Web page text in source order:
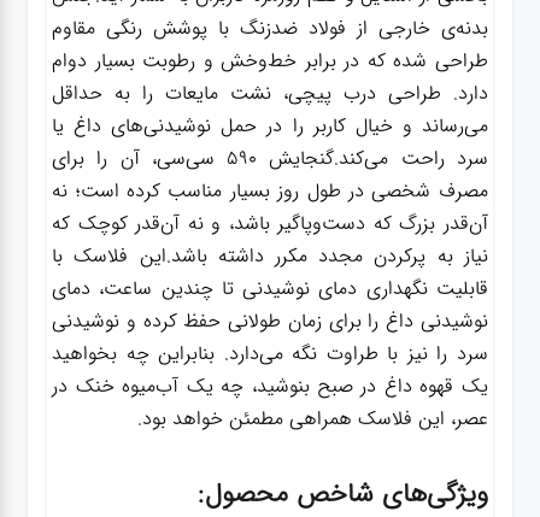
بدنه‌ی خارجی از فولاد ضدزنگ با پوشش رنگی مقاوم
طراحی شده که در برابر خط‌وخش و رطوبت بسیار دوام
دارد. طراحی درب پیچی، نشت مایعات را به حداقل
می‌رساند و خیال کاربر را در حمل نوشیدنی‌های داغ یا
سرد راحت می‌کند.گنجایش ۵۹۰ سی‌سی، آن را برای
مصرف شخصی در طول روز بسیار مناسب کرده است؛ نه
آن‌قدر بزرگ که دست‌وپاگیر باشد، و نه آن‌قدر کوچک که
نیاز به پرکردن مجدد مکرر داشته باشد.این فلاسک با
قابلیت نگهداری دمای نوشیدنی تا چندین ساعت، دمای
نوشیدنی داغ را برای زمان طولانی حفظ کرده و نوشیدنی
سرد را نیز با طراوت نگه می‌دارد. بنابراین چه بخواهید
یک قهوه داغ در صبح بنوشید، چه یک آب‌میوه خنک در
عصر، این فلاسک همراهی مطمئن خواهد بود.
ویژگی‌های شاخص محصول: